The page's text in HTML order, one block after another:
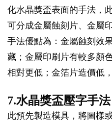
化水晶獎盃表面的手法，
可分成金屬蝕刻片、金屬
手法優點為：金屬蝕刻效
藏；金屬印刷片有較多顏
相對更低；金箔片造價低
7.水晶獎盃壓字手法
此預先製造模具，將圖樣